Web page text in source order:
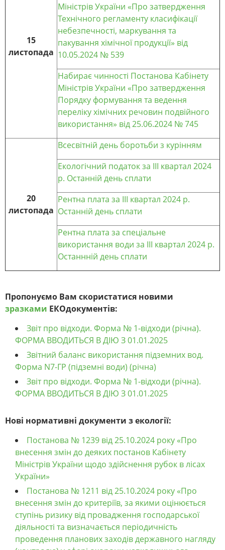
15
листопада
Міністрів України «Про затвердження
Технічного регламенту класифікації
небезпечності, маркування та
пакування хімічної продукції» від
10.05.2024 № 539
Набирає чинності Постанова Кабінету
Міністрів України «Про затвердження
Порядку формування та ведення
переліку хімічних речовин подвійного
використання» від 25.06.2024 № 745
20
листопада
Всесвітній день боротьби з курінням
Екологічний податок за III квартал 2024
р. Останній день сплати
Рентна плата за ІII квартал 2024 р.
Останній день сплати
Рентна плата за спеціальне
використання води за III квартал 2024 р.
Останнній день сплати
Пропонуємо Вам скористатися новими
зразками ЕКОдокументів:
Звіт про відходи. Форма № 1-відходи (річна).
ФОРМА ВВОДИТЬСЯ В ДІЮ З 01.01.2025
Звітний баланс використання підземних вод.
Форма N7-ГР (підземні води) (річна)
Звіт про відходи. Форма № 1-відходи (річна).
ФОРМА ВВОДИТЬСЯ В ДІЮ З 01.01.2025
Нові нормативні документи з екології:
Постанова № 1239 від 25.10.2024 року «Про
внесення змін до деяких постанов Кабінету
Міністрів України щодо здійснення рубок в лісах
України»
Постанова № 1211 від 25.10.2024 року «Про
внесення змін до критеріїв, за якими оцінюється
ступінь ризику від провадження господарської
діяльності та визначається періодичність
проведення планових заходів державного нагляду